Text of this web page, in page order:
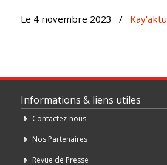
Le 4 novembre 2023 / Kay'aktu
Informations & liens utiles
Contactez-nous
Nos Partenaires
Revue de Presse